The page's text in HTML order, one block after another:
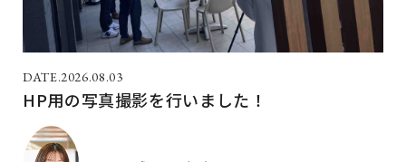
2026.08.03
HP用の写真撮影を行いました！